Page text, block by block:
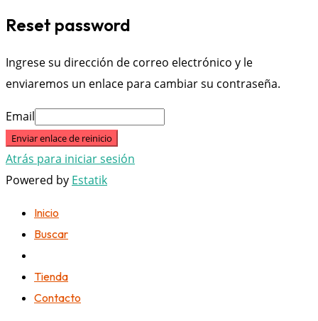
Reset password
Ingrese su dirección de correo electrónico y le
enviaremos un enlace para cambiar su contraseña.
Email
Enviar enlace de reinicio
Atrás para iniciar sesión
Powered by Estatik
Inicio
Buscar
Tienda
Contacto